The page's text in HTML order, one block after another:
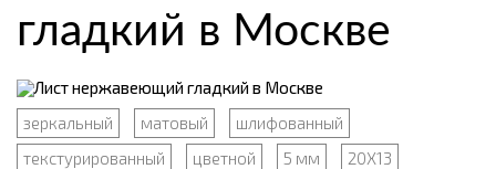
гладкий в Москве
зеркальный матовый
шлифованный
текстурированный
цветной 5 мм
20Х13